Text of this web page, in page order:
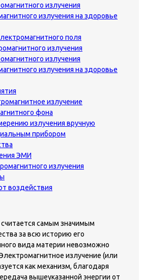
излучения
излучения на здоровье
поля
излучения
излучения
излучения на здоровье
излучение
фона
излучения вручную
прибором
ЭМИ
излучения
воздействия
считается самым значимым
за всю историю его
вида материи невозможно
излучение (или
как механизм, благодаря
вышеуказанной энергии от